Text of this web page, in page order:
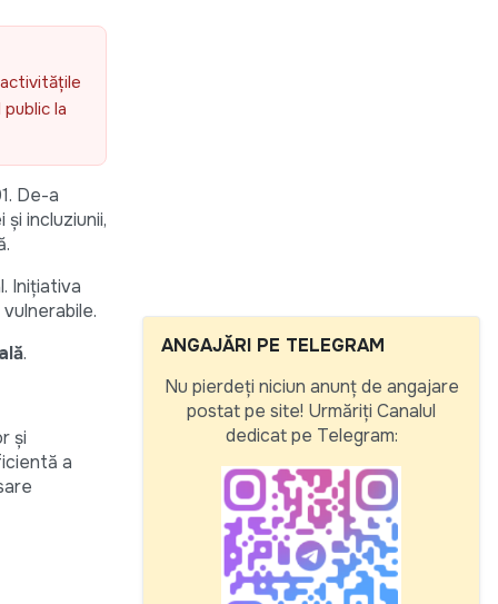
la
De-a
incluziunii,
Inițiativa
.
și
a
ANGAJĂRI PE TELEGRAM
Nu pierdeți niciun anunț de angajare
postat pe site! Urmăriți Canalul
dedicat pe Telegram: